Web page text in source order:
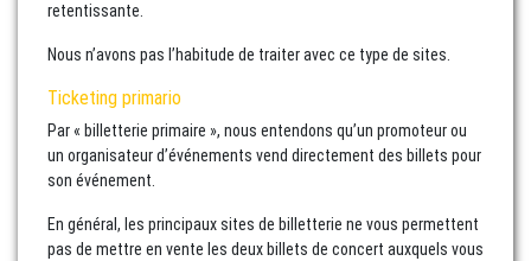
retentissante.
Nous n’avons pas l’habitude de traiter avec ce type de sites.
Ticketing primario
Par « billetterie primaire », nous entendons qu’un promoteur ou
un organisateur d’événements vend directement des billets pour
son événement.
En général, les principaux sites de billetterie ne vous permettent
pas de mettre en vente les deux billets de concert auxquels vous